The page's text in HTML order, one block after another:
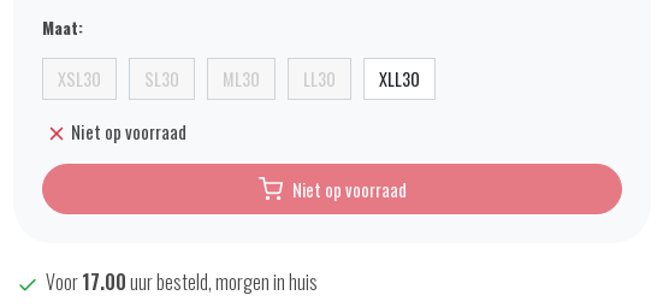
Maat:
XSL30 SL30 ML30 LL30 XLL30
Niet op voorraad
Niet op voorraad
Voor17.00uur besteld, morgen in huis